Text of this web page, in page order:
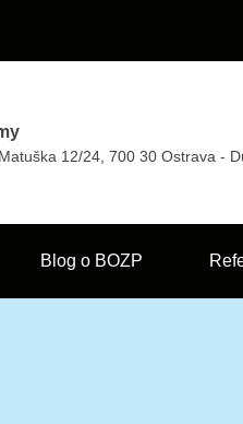
12/24, 700 30 Ostrava -
Blog o BOZP